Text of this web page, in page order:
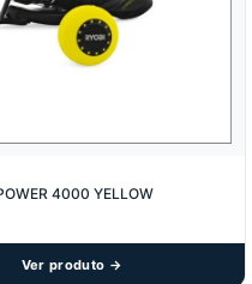
AP. POWER 4000 YELLOW
Ver produto →